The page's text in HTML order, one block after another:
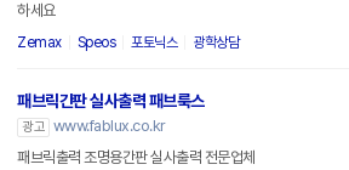
하세요
Zemax Speos 포토닉스 광학상담
패브릭간판 실사출력 패브룩스
광고 www.fablux.co.kr
패브릭출력 조명용간판 실사출력 전문업체